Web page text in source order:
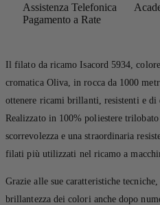
Assistenza Telefonica
Pagamento a Rate
Il filato da ricamo Isacord 5934,
cromatica Oliva, in rocca da 1000
ottenere ricami brillanti, resistenti e di
Realizzato in 100% poliestere
scorrevolezza e una straordinaria
filati più utilizzati nel ricamo a
Grazie alle sue caratteristiche
brillantezza dei colori anche dopo